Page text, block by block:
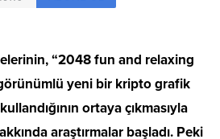
“2048 fun and relaxing
yeni bir kripto grafik
ortaya çıkmasıyla
araştırmalar başladı. Peki